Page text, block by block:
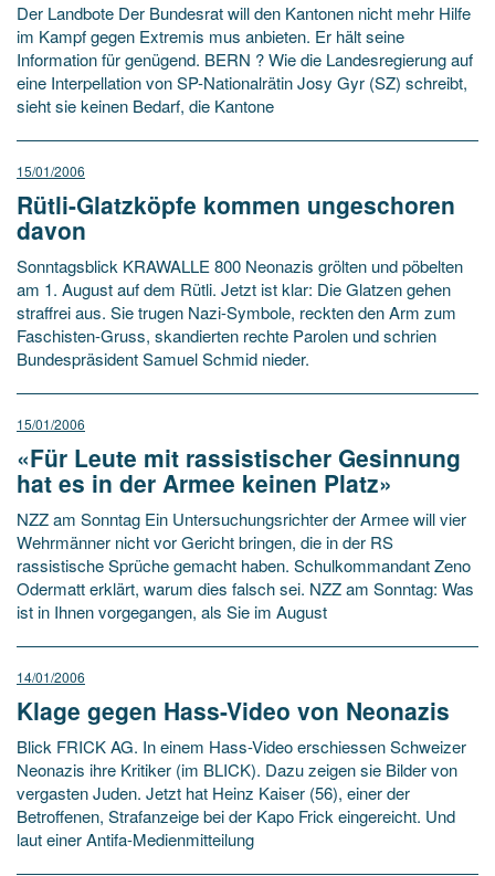
Der Landbote Der Bundesrat will den Kantonen nicht mehr Hilfe
im Kampf gegen Extremis mus anbieten. Er hält seine
Information für genügend. BERN ? Wie die Landesregierung auf
eine Interpellation von SP-Nationalrätin Josy Gyr (SZ) schreibt,
sieht sie keinen Bedarf, die Kantone
15/01/2006
Rütli-Glatzköpfe kommen ungeschoren
davon
Sonntagsblick KRAWALLE 800 Neonazis grölten und pöbelten
am 1. August auf dem Rütli. Jetzt ist klar: Die Glatzen gehen
straffrei aus. Sie trugen Nazi-Symbole, reckten den Arm zum
Faschisten-Gruss, skandierten rechte Parolen und schrien
Bundespräsident Samuel Schmid nieder.
15/01/2006
«Für Leute mit rassistischer Gesinnung
hat es in der Armee keinen Platz»
NZZ am Sonntag Ein Untersuchungsrichter der Armee will vier
Wehrmänner nicht vor Gericht bringen, die in der RS
rassistische Sprüche gemacht haben. Schulkommandant Zeno
Odermatt erklärt, warum dies falsch sei. NZZ am Sonntag: Was
ist in Ihnen vorgegangen, als Sie im August
14/01/2006
Klage gegen Hass-Video von Neonazis
Blick FRICK AG. In einem Hass-Video erschiessen Schweizer
Neonazis ihre Kritiker (im BLICK). Dazu zeigen sie Bilder von
vergasten Juden. Jetzt hat Heinz Kaiser (56), einer der
Betroffenen, Strafanzeige bei der Kapo Frick eingereicht. Und
laut einer Antifa-Medienmitteilung